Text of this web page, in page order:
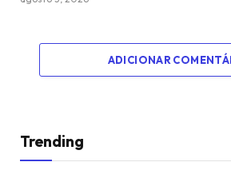
ADICIONAR
Trending